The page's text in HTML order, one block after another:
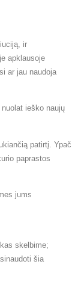
ir
apklausoje
ar jau naudoja
ieško naujų
patirtį. Ypač
paprastos
jums
skelbime;
šia